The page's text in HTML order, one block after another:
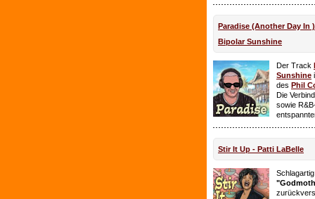
Paradise (Another Day In
Bipolar Sunshine
Der Track
Sunshine
des Phil
Die
sowie
Stir It Up - Patti LaBelle